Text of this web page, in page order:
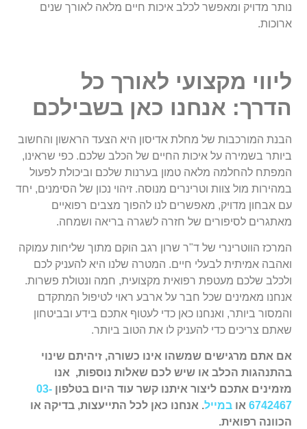
נותר מדויק ומאפשר לכלב איכות חיים מלאה לאורך שנים
ארוכות.
ליווי מקצועי לאורך כל
הדרך: אנחנו כאן בשבילכם
הבנת המורכבות של מחלת אדיסון היא הצעד הראשון והחשוב
ביותר בשמירה על איכות החיים של הכלב שלכם. כפי שראינו,
המפתח להחלמה מלאה טמון בערנות שלכם וביכולת לפעול
במהירות מול צוות וטרינרים מנוסה. זיהוי נכון של הסימנים, יחד
עם אבחון מדויק, מאפשרים לנו להפוך מצבים רפואיים
מאתגרים לסיפורים של חזרה לשגרה בריאה ושמחה.
המרכז הווטרינרי של ד"ר שרון רגב הוקם מתוך שליחות עמוקה
ואהבה אמיתית לבעלי חיים. המטרה שלנו היא להעניק לכם
ולכלב שלכם מעטפת רפואית מקצועית, חמה ונטולת פשרות.
אנחנו מאמינים שכל חבר על ארבע ראוי לטיפול המתקדם
והמסור ביותר, ואנחנו כאן כדי לעטוף אתכם בידע ובביטחון
שאתם צריכים כדי להעניק לו את הטוב ביותר.
אם אתם מרגישים שמשהו אינו כשורה, זיהיתם שינוי
בהתנהגות הכלב או שיש לכם שאלות נוספות, אנו
מזמינים אתכם ליצור איתנו קשר עוד היום בטלפון03-
6742467 אובמייל. אנחנו כאן לכל התייעצות, בדיקה או
הכוונה רפואית.